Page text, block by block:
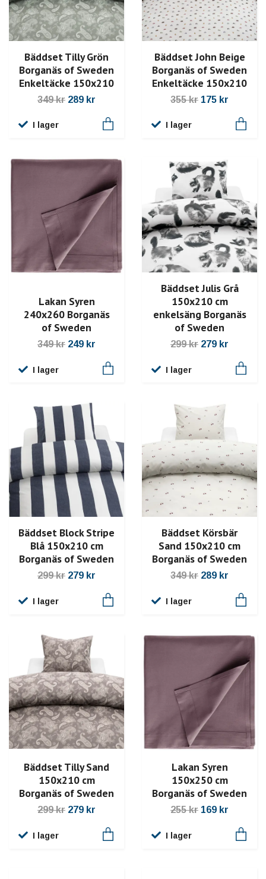
Bäddset Tilly Grön
Borganäs of Sweden
Enkeltäcke 150x210
349 kr 289 kr
I lager
Bäddset John Beige
Borganäs of Sweden
Enkeltäcke 150x210
355 kr 175 kr
I lager
Lakan Syren
240x260 Borganäs
of Sweden
349 kr 249 kr
I lager
Bäddset Julis Grå
150x210 cm
enkelsäng Borganäs
of Sweden
299 kr 279 kr
I lager
Bäddset Block Stripe
Blå 150x210 cm
Borganäs of Sweden
299 kr 279 kr
I lager
Bäddset Körsbär
Sand 150x210 cm
Borganäs of Sweden
349 kr 289 kr
I lager
Bäddset Tilly Sand
150x210 cm
Borganäs of Sweden
299 kr 279 kr
I lager
Lakan Syren
150x250 cm
Borganäs of Sweden
255 kr 169 kr
I lager